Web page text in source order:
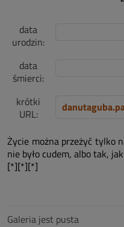
data
urodzin:
data
śmierci:
krótki
URL:
Życie można przeżyć tylko
nie było cudem, albo tak,
[*][*][*]
Galeria jest pusta